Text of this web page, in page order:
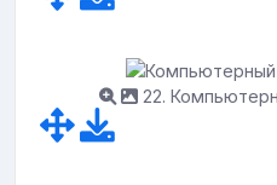
22.